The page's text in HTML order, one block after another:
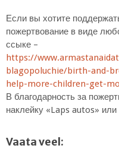
Если вы хотите
пожертвование в виде
ссыке –
https://
blagopoluchie/birth-and-
help-more-children-get-
В благодарность за
наклейку «Laps autos»
Vaata veel: